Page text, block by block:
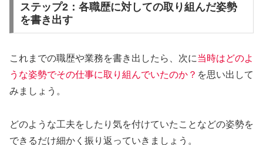
ステップ2：各職歴に対しての取り組んだ姿勢
を書き出す
これまでの職歴や業務を書き出したら、次に当時はどのよ
うな姿勢でその仕事に取り組んでいたのか？ を思い出して
みましょう。
どのような工夫をしたり気を付けていたことなどの姿勢を
できるだけ細かく振り返っていきましょう。